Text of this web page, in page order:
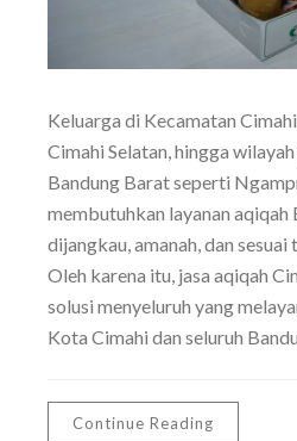
Keluarga di Kecamatan
Cimahi Selatan, hingga
Bandung Barat seperti
membutuhkan layanan aqiqah
dijangkau, amanah, dan sesuai
Oleh karena itu, jasa aqiqah
solusi menyeluruh yang
Kota Cimahi dan seluruh
Continue Reading